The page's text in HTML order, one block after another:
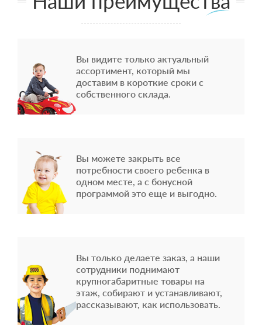
Вы видите только актуальный
ассортимент, который мы
доставим в короткие сроки с
собственного склада.
Вы можете закрыть все
потребности своего ребенка в
одном месте, а с бонусной
программой это еще и выгодно.
Вы только делаете заказ, а наши
сотрудники поднимают
крупногабаритные товары на
этаж, собирают и устанавливают,
рассказывают, как использовать.